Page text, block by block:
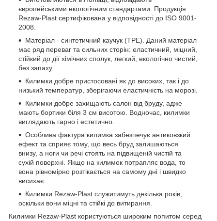
європейськими екологічним стандартами. Продукція
Rezaw-Plast сертифікована у відповідності до ISO 9001-
2008.
Матеріал - синтетичний каучук (ТРЕ). Даний матеріал
має ряд переваг та сильних сторін: еластичний, міцний,
стійкий до дії хімічних сполук, легкий, екологічно чистий,
без запаху.
Килимки добре пристосовані як до високих, так і до
низький температур, зберігаючи еластичність на морозі.
Килимки добре захищають салон від бруду, адже
мають бортики біля 3 см висотою. Водночас, килимки
виглядають гарно і естетично.
Особлива фактура килимка забезпечує антиковзкий
ефект та сприяє тому, що весь бруд залишаються
внизу, а ноги чи речі стоять на підвищеній чистій та
сухій поверхні. Якщо на килимок потрапляє вода, то
вона рівномірно розтікається на самому дні і швидко
висихає.
Килимки Rezaw-Plast служитимуть декілька років,
оскільки вони міцні та стійкі до витирання.
Килимки Rezaw-Plast користуються широким попитом серед